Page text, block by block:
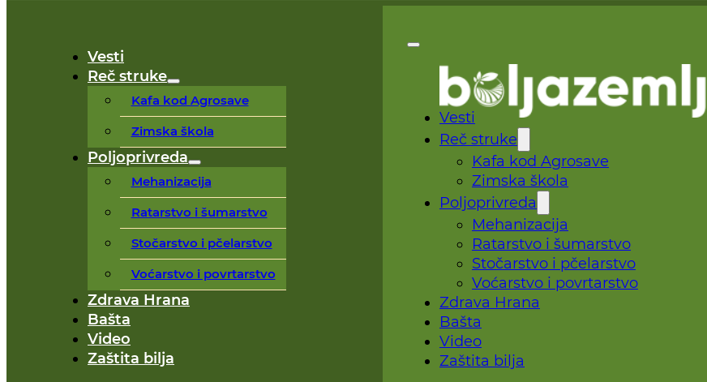
Vesti
Reč struke
Kafa kod Agrosave
Zimska škola
Poljoprivreda
Mehanizacija
Ratarstvo i šumarstvo
Stočarstvo i pčelarstvo
Voćarstvo i povrtarstvo
Zdrava Hrana
Bašta
Video
Zaštita bilja
Vesti
Reč struke
Kafa kod Agrosave
Zimska škola
Poljoprivreda
Mehanizacija
Ratarstvo i šumarstvo
Stočarstvo i pčelarstvo
Voćarstvo i povrtarstvo
Zdrava Hrana
Bašta
Video
Zaštita bilja